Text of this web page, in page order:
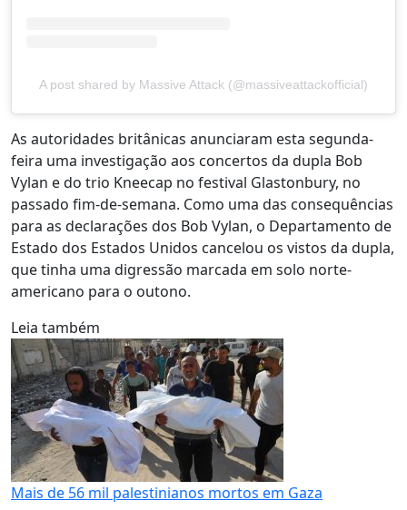
A post shared by Massive Attack (@massiveattackofficial)
As autoridades britânicas anunciaram esta segunda-
feira uma investigação aos concertos da dupla Bob
Vylan e do trio Kneecap no festival Glastonbury, no
passado fim-de-semana. Como uma das consequências
para as declarações dos Bob Vylan, o Departamento de
Estado dos Estados Unidos cancelou os vistos da dupla,
que tinha uma digressão marcada em solo norte-
americano para o outono.
Leia também
Mais de 56 mil palestinianos mortos em Gaza